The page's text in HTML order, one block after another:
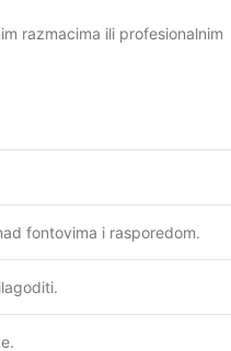
razmacima ili profesionalnim
fontovima i rasporedom.